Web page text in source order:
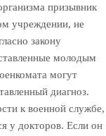
призывник
учреждении, не
закону
молодым
могут
диагноз.
к военной службе,
у докторов. Если он